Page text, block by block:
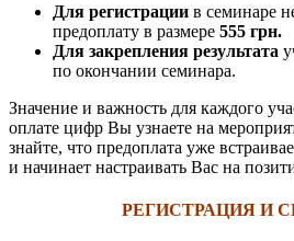
Для регистрации в семинаре
предоплату в размере 555 грн.
Для закрепления результата
по окончании семинара.
Значение и важность для каждого
оплате цифр Вы узнаете на
знайте, что предоплата уже
и начинает настраивать Вас на
РЕГИСТРАЦИЯ И